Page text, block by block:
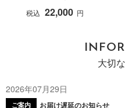
税込 22,000 円
大切
2026年07月29日
ご案内 お届け遅延のお知らせ